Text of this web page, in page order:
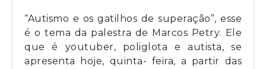
“Autismo e os gatilhos de superação”, esse
é o tema da palestra de Marcos Petry. Ele
que é youtuber, poliglota e autista, se
apresenta hoje, quinta- feira, a partir das